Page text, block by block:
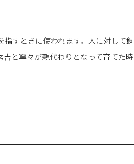
すときに使われます。人に対して飼
と寧々が親代わりとなって育てた時